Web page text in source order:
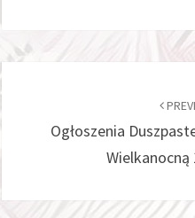
Post
navigation
Ogłoszenia
Wielkanocną